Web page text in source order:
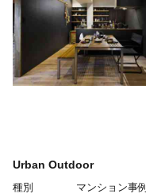
Urban Outdoor
種別
マンション事例